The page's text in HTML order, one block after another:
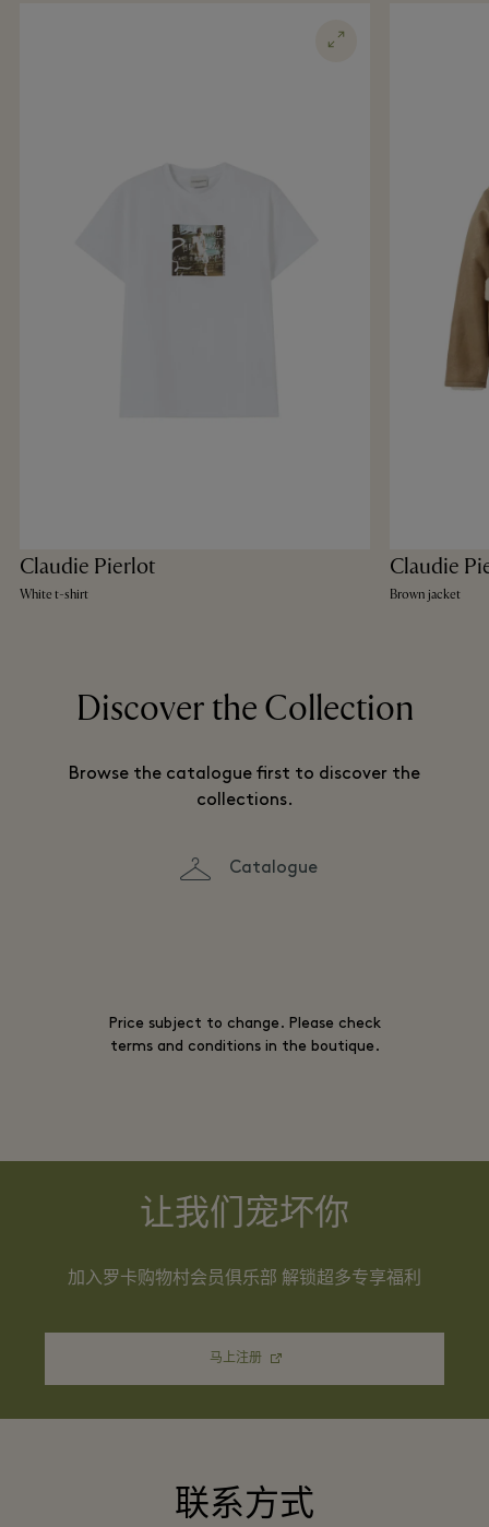
Claudie Pierlot
White t-shirt
Claudie
Brown jacket
Discover the Collection
Browse the catalogue first to discover the
collections.
Catalogue
Price subject to change. Please check
terms and conditions in the boutique.
让我们宠坏你
加入罗卡购物村会员俱乐部 解锁超多专享福利
马上注册
联系方式